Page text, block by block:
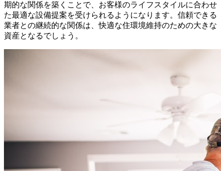
期的な関係を築くことで、お客様のライフスタイルに合わせ
た最適な設備提案を受けられるようになります。信頼できる
業者との継続的な関係は、快適な住環境維持のための大きな
資産となるでしょう。